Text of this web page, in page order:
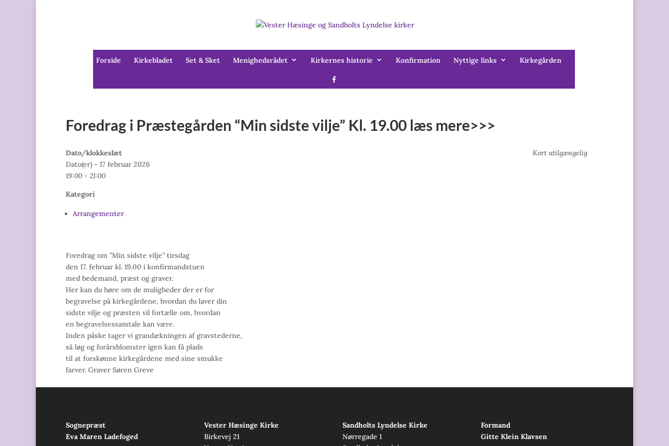
Forside Kirkebladet Set & Sket Menighedsrådet Kirkernes historie Konfirmation Nyttige links Kirkegården
Foredrag i Præstegården “Min sidste vilje” Kl. 19.00 læs mere>>>
Kort utilgængelig
Dato/klokkeslæt
Dato(er) - 17 februar 2026
19:00 - 21:00
Kategori
Arrangementer
Foredrag om ”Min sidste vilje” tirsdag
den 17. februar kl. 19.00 i konfirmandstuen
med bedemand, præst og graver.
Her kan du høre om de muligheder der er for
begravelse på kirkegårdene, hvordan du laver din
sidste vilje og præsten vil fortælle om, hvordan
en begravelsessamtale kan være.
Inden påske tager vi grandækningen af gravstederne,
så løg og forårsblomster igen kan få plads
til at forskønne kirkegårdene med sine smukke
farver. Graver Søren Greve
Sognepræst
Eva Maren Ladefoged
Vester Hæsinge Kirke
Birkevej 21
Sandholts Lyndelse Kirke
Nørregade 1
Formand
Gitte Klein Klavsen